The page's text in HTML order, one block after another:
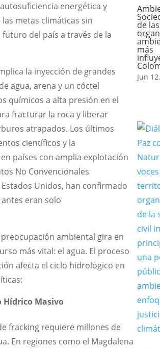
energética y
metas climáticas sin
del país a través de la
la inyección de grandes
agua, arena y un cóctel
químicos a alta presión en el
fracturar la roca y liberar
atrapados. Los últimos
científicos y la
países con amplia explotación
No Convencionales
Estados Unidos, han confirmado
eran solo
ambiental gira en
más vital: el agua. El proceso
afecta el ciclo hidrológico en
Hídrico Masivo
fracking requiere millones de
En regiones como el Magdalena
de las
más
Jun